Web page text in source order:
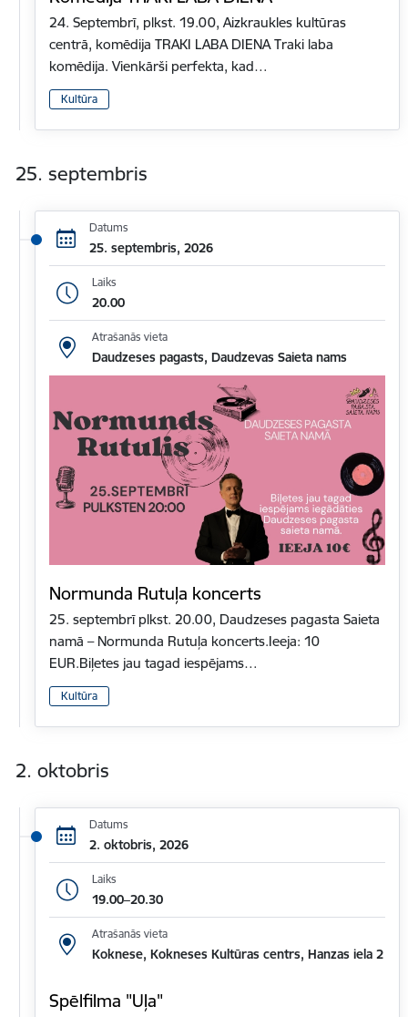
24. Septembrī, plkst. 19.00, Aizkraukles kultūras
centrā, komēdija TRAKI LABA DIENA Traki laba
komēdija. Vienkārši perfekta, kad…
Kultūra
25. septembris
Datums
25. septembris, 2026
Laiks
20.00
Atrašanās vieta
Daudzeses pagasts, Daudzevas Saieta nams
Normunda Rutuļa koncerts
25. septembrī plkst. 20.00, Daudzeses pagasta Saieta
namā – Normunda Rutuļa koncerts.Ieeja: 10
EUR.Biļetes jau tagad iespējams…
Kultūra
2. oktobris
Datums
2. oktobris, 2026
Laiks
19.00–20.30
Atrašanās vieta
Koknese, Kokneses Kultūras centrs, Hanzas iela 2
Spēlfilma "Uļa"